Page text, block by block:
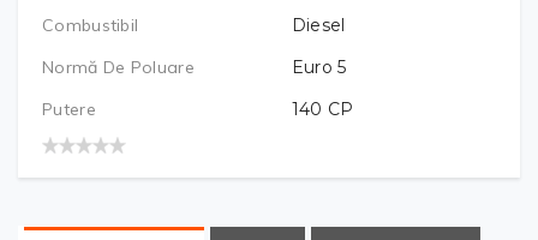
Combustibil
Diesel
Normă De Poluare
Euro 5
Putere
140 CP